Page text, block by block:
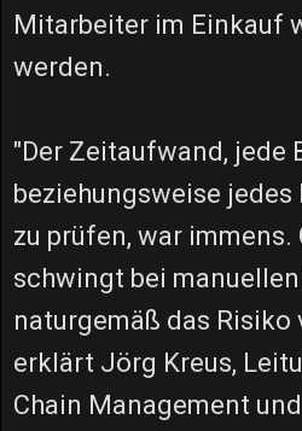
Mitarbeiter im Einkauf
werden.
"Der Zeitaufwand, jede
beziehungsweise
zu prüfen, war immens.
schwingt bei
naturgemäß das Risiko
erklärt Jörg Kreus,
Chain Management